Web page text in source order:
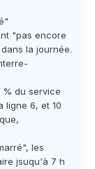
"pas encore
la journée.
% du service
ligne 6, et 10
les
jsuqu'à 7 h